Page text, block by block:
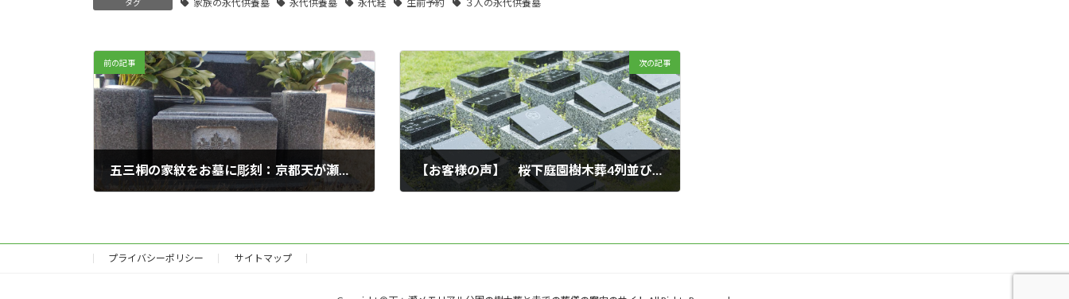
タグ 家族の永代供養墓 永代供養墓 永代経 生前予約 ３人の永代供養墓
前の記事
五三桐の家紋をお墓に彫刻：京都天が瀬メモリアル公園
次の記事
【お客様の声】 桜下庭園樹木葬4列並び 天が瀬メモリアル公園
プライバシーポリシー サイトマップ